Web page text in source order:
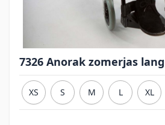
7326 Anorak zomerjas lang
XS S M L XL